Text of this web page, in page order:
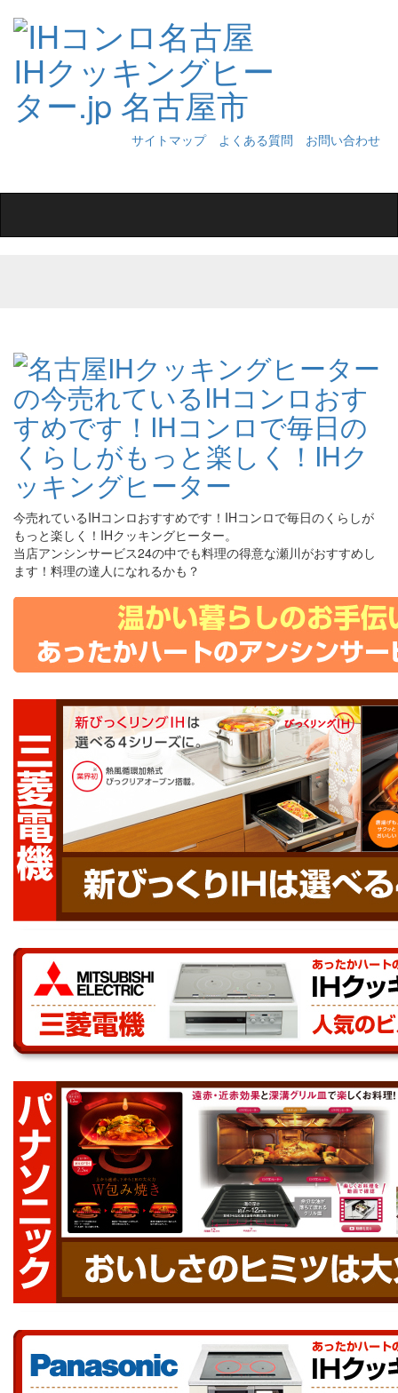
サイトマップ よくある質問
お問い合わせ
今売れているIHコンロおすすめです！IHコンロで毎日のくらしが
もっと楽しく！IHクッキングヒーター。
当店アンシンサービス24の中でも料理の得意な瀬川がおすすめし
ます！料理の達人になれるかも？